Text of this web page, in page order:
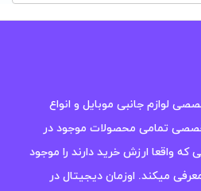
لوازم جانبی موبایل و انواع
تمامی محصولات موجود در
که واقعا ارزش خرید دارند را موجود
میکند. اوزمان دیجیتال در